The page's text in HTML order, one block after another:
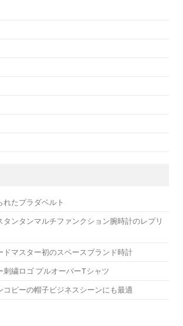
れたプラダベルト
タンタンマルチファンクション腕時計のレプリ
ドマスター初のスペースブランド時計
刺繍ロゴ プルオーバーTシャツ
コピーの帽子ビジネスシーンにも最適